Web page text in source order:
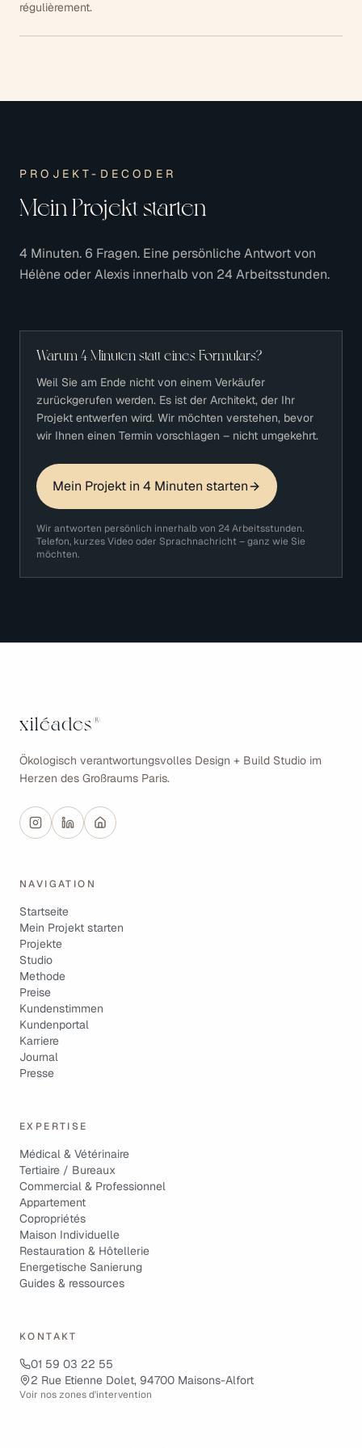
régulièrement.
PROJEKT-DECODER
Mein Projekt starten
4 Minuten. 6 Fragen. Eine persönliche Antwort von
Hélène oder Alexis innerhalb von 24 Arbeitsstunden.
Warum 4 Minuten statt eines Formulars?
Weil Sie am Ende nicht von einem Verkäufer
zurückgerufen werden. Es ist der Architekt, der Ihr
Projekt entwerfen wird. Wir möchten verstehen, bevor
wir Ihnen einen Termin vorschlagen – nicht umgekehrt.
Mein Projekt in 4 Minuten starten
Wir antworten persönlich innerhalb von 24 Arbeitsstunden.
Telefon, kurzes Video oder Sprachnachricht – ganz wie Sie
möchten.
xiléades ®
Ökologisch verantwortungsvolles Design + Build Studio im
Herzen des Großraums Paris.
NAVIGATION
Startseite
Mein Projekt starten
Projekte
Studio
Methode
Preise
Kundenstimmen
Kundenportal
Karriere
Journal
Presse
EXPERTISE
Médical & Vétérinaire
Tertiaire / Bureaux
Commercial & Professionnel
Appartement
Copropriétés
Maison Individuelle
Restauration & Hôtellerie
Energetische Sanierung
Guides & ressources
KONTAKT
01 59 03 22 55
2 Rue Etienne Dolet, 94700 Maisons-Alfort
Voir nos zones d'intervention